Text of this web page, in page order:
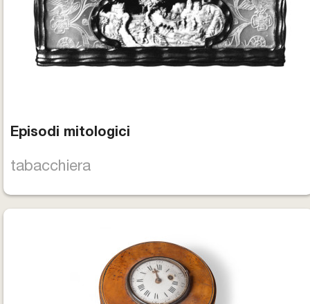
Episodi mitologici
tabacchiera